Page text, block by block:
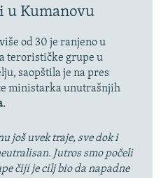
u Kumanovu
od 30 je ranjeno u
terorističke grupe u
saopštila je na pres
ministarka unutrašnjih
.
još uvek traje, sve dok i
Jutros smo počeli
čiji je cilj bio da napadne